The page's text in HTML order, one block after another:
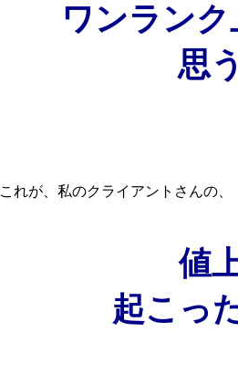
ワンラン
思
これが、私のクライアントさんの、
値
起こっ